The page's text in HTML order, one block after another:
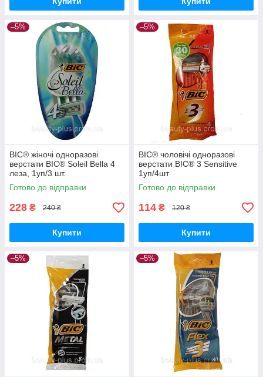
–5%
BIC® жіночі одноразові
верстати BIC® Soleil Bella 4
леза, 1уп/3 шт.
Готово до відправки
228 ₴ 240 ₴
Купити
–5%
BIC® чоловічі одноразові
верстати BIC® 3 Sensitive
1уп/4шт
Готово до відправки
114 ₴ 120 ₴
Купити
–5% –5%